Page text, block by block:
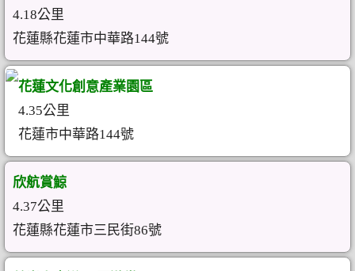
4.18公里
花蓮縣花蓮市中華路144號
花蓮文化創意產業園區
4.35公里
花蓮市中華路144號
欣航賞鯨
4.37公里
花蓮縣花蓮市三民街86號